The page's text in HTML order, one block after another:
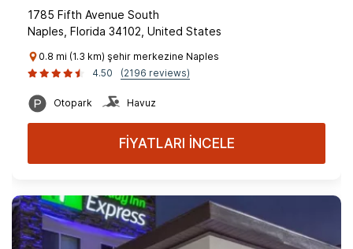
1785 Fifth Avenue South
Naples, Florida 34102, United States
0.8 mi (1.3 km) şehir merkezine Naples
4.50
(2196 reviews)
Otopark Havuz
FİYATLARI İNCELE